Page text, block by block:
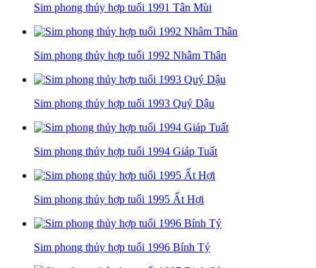
Sim phong thủy hợp tuổi 1991 Tân Mùi
Sim phong thủy hợp tuổi 1992 Nhâm Thân
Sim phong thủy hợp tuổi 1993 Quý Dậu
Sim phong thủy hợp tuổi 1994 Giáp Tuất
Sim phong thủy hợp tuổi 1995 Ất Hợi
Sim phong thủy hợp tuổi 1996 Bính Tý